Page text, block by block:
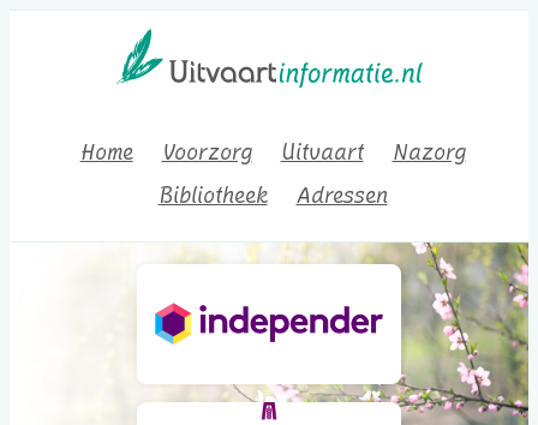
Home Voorzorg Uitvaart
Nazorg
Bibliotheek
Adressen